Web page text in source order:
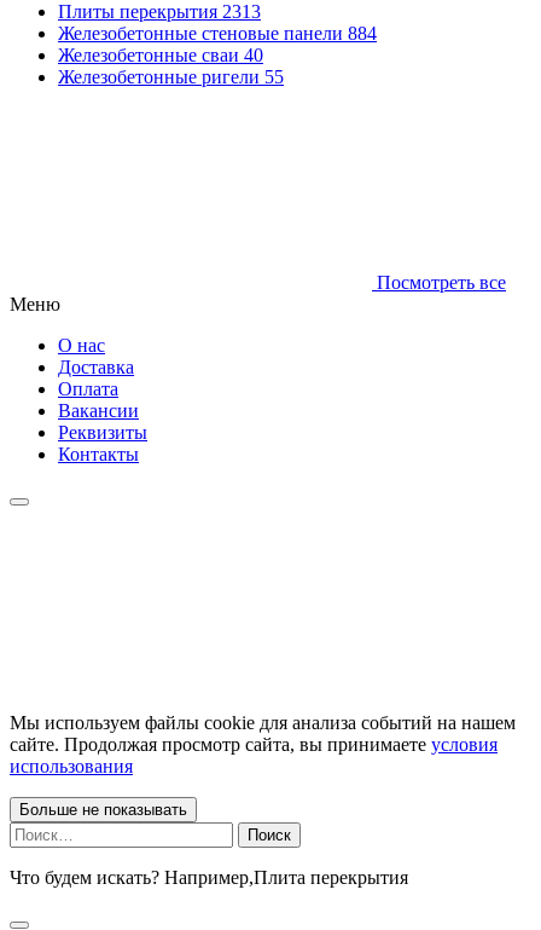
Плиты перекрытия 2313
Железобетонные стеновые панели 884
Железобетонные сваи 40
Железобетонные ригели 55
Посмотреть все
Меню
О нас
Доставка
Оплата
Вакансии
Реквизиты
Контакты
Мы используем файлы cookie для анализа событий на нашем
сайте. Продолжая просмотр сайта, вы принимаете условия
использования
Больше не показывать
Найти:
Что будем искать? Например,Плита перекрытия